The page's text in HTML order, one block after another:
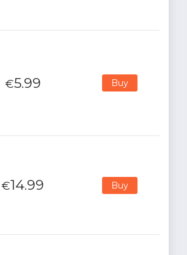
€5.99 Buy
€14.99 Buy